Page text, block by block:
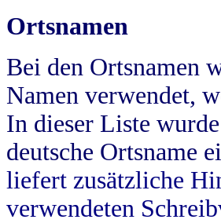
Ortsnamen
Bei den Ortsnamen
Namen verwendet,
In dieser Liste
deutsche Ortsname
liefert zusätzliche
verwendeten